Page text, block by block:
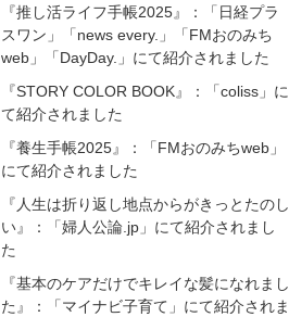
『推し活ライフ手帳2025』：「日経プラ
スワン」「news every.」「FMおのみち
web」「DayDay.」にて紹介されました
『STORY COLOR BOOK』：「coliss」に
て紹介されました
『養生手帳2025』：「FMおのみちweb」
にて紹介されました
『人生は折り返し地点からがきっとたのし
い』：「婦人公論.jp」にて紹介されまし
た
『基本のケアだけでキレイな髪になれまし
た』：「マイナビ子育て」にて紹介されま